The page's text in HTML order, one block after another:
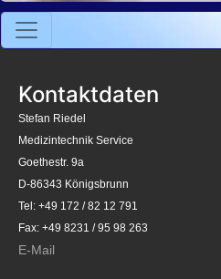
Kontaktdaten
Stefan Riedel
Medizintechnik Service
Goethestr. 9a
D-86343 Königsbrunn
Tel: +49 172 / 82 12 791
Fax: +49 8231 / 95 98 263
E-Mail